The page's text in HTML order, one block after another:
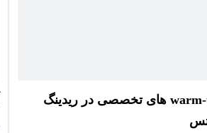
warm-up های تخصصی در ریدینگ